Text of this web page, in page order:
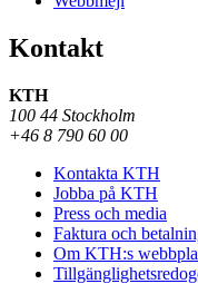
Kontakt
KTH
100 44 Stockholm
+46 8 790 60 00
Kontakta KTH
Jobba på KTH
Press och media
Faktura och
Om KTH:s